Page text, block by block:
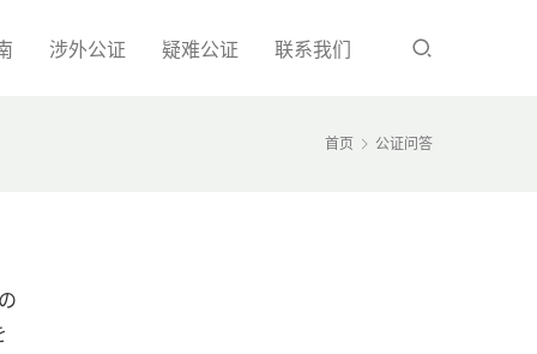
涉外公证 疑难公证 联系我们
首页 公证问答